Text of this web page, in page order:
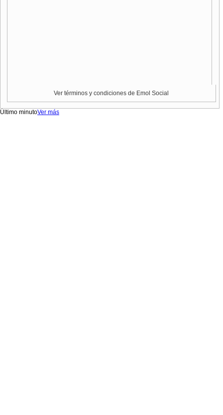
Ver términos y condiciones de Emol Social
Último minutoVer más